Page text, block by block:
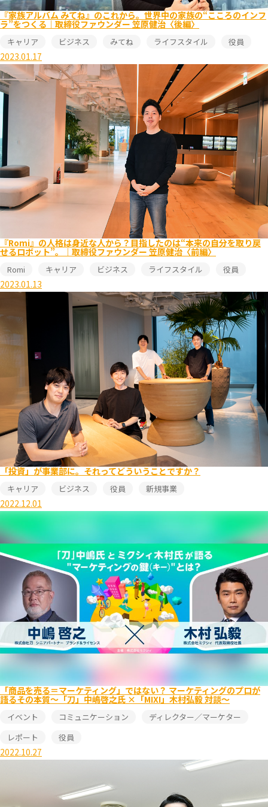
『家族アルバム みてね』のこれから。世界中の家族の“こころのインフ
ラ”をつくる｜取締役ファウンダー 笠原健治〈後編〉
キャリア ビジネス みてね ライフスタイル 役員
2023.01.17
『Romi』の人格は身近な人から？目指したのは“本来の自分を取り戻
せるロボット”。｜取締役ファウンダー 笠原健治〈前編〉
Romi キャリア ビジネス ライフスタイル 役員
2023.01.13
「投資」が事業部に。それってどういうことですか？
キャリア ビジネス 役員 新規事業
2022.12.01
「商品を売る＝マーケティング」ではない？ マーケティングのプロが
語るその本質〜「刀」中嶋啓之氏 ×「MIXI」木村弘毅 対談〜
イベント コミュニケーション
ディレクター／マーケター
レポート
役員
2022.10.27